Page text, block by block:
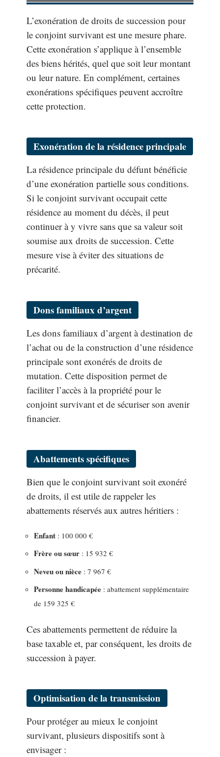
L’exonération de droits de succession pour
le conjoint survivant est une mesure phare.
Cette exonération s’applique à l’ensemble
des biens hérités, quel que soit leur montant
ou leur nature. En complément, certaines
exonérations spécifiques peuvent accroître
cette protection.
Exonération de la résidence principale
La résidence principale du défunt bénéficie
d’une exonération partielle sous conditions.
Si le conjoint survivant occupait cette
résidence au moment du décès, il peut
continuer à y vivre sans que sa valeur soit
soumise aux droits de succession. Cette
mesure vise à éviter des situations de
précarité.
Dons familiaux d’argent
Les dons familiaux d’argent à destination de
l’achat ou de la construction d’une résidence
principale sont exonérés de droits de
mutation. Cette disposition permet de
faciliter l’accès à la propriété pour le
conjoint survivant et de sécuriser son avenir
financier.
Abattements spécifiques
Bien que le conjoint survivant soit exonéré
de droits, il est utile de rappeler les
abattements réservés aux autres héritiers :
Enfant : 100 000 €
Frère ou sœur : 15 932 €
Neveu ou nièce : 7 967 €
Personne handicapée : abattement supplémentaire
de 159 325 €
Ces abattements permettent de réduire la
base taxable et, par conséquent, les droits de
succession à payer.
Optimisation de la transmission
Pour protéger au mieux le conjoint
survivant, plusieurs dispositifs sont à
envisager :